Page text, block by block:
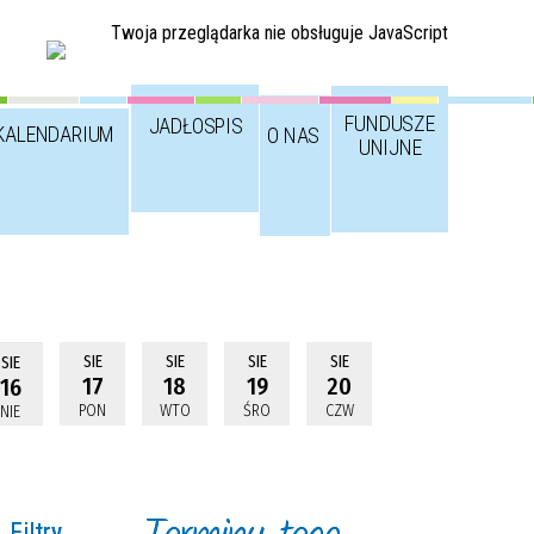
Twoja przeglądarka nie obsługuje JavaScript
JADŁOSPIS O NAS
FUNDUSZE
UNIJNE
SIE
16
NIE
SIE
17
PON
SIE
18
WTO
SIE
19
ŚRO
SIE
20
CZW